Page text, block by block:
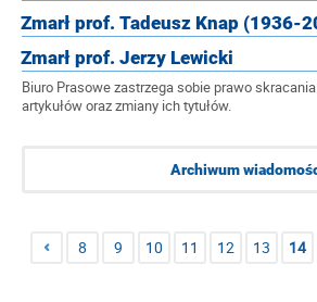
Zmarł prof. Tadeusz Knap (1936-
Zmarł prof. Jerzy Lewicki
Biuro Prasowe zastrzega sobie prawo
artykułów oraz zmiany ich tytułów.
Archiwum
8 9 10 11 12 13 14